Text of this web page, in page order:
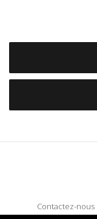
Contactez-nous